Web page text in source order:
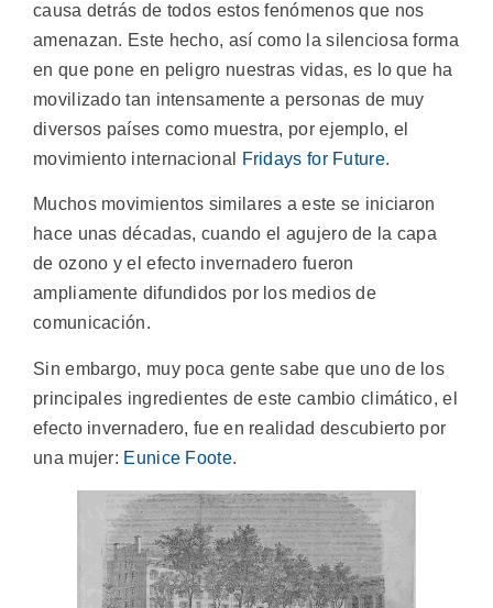
causa detrás de todos estos fenómenos que nos
amenazan. Este hecho, así como la silenciosa forma
en que pone en peligro nuestras vidas, es lo que ha
movilizado tan intensamente a personas de muy
diversos países como muestra, por ejemplo, el
movimiento internacional
Fridays for Future.
Muchos movimientos similares a este se iniciaron
hace unas décadas, cuando el agujero de la capa
de ozono y el efecto invernadero fueron
ampliamente difundidos por los medios de
comunicación.
Sin embargo, muy poca gente sabe que uno de los
principales ingredientes de este cambio climático, el
efecto invernadero, fue en realidad descubierto por
una mujer: Eunice Foote.